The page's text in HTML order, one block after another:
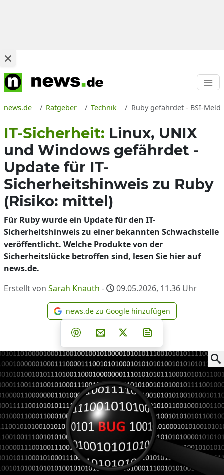
news.de Ratgeber Technik Ruby gefährdet - BSI-
IT-Sicherheit: Linux, UNIX
und Windows gefährdet -
Update für IT-
Sicherheitshinweis zu Ruby
(Risiko: mittel)
Für Ruby wurde ein Update für den IT-
Sicherheitshinweis zu einer bekannten Schwachstelle
veröffentlicht. Welche Produkte von der
Sicherheitslücke betroffen sind, lesen Sie hier auf
news.de.
Erstellt von Sarah Knauth - 09.05.2026, 11.36 Uhr
news.de zu Google
news.de zu Google hinzufügen
Teilen auf Facebook
Teilen auf Whatsapp
Teilen auf Telegram
Teilen auf Pinterest
Per E-Mail teilen
Post auf X